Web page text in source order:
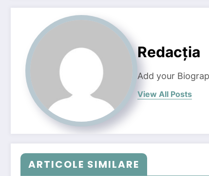
Redacția
Add your
View All Posts
ARTICOLE SIMILARE